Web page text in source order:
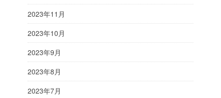
2023年11月
2023年10月
2023年9月
2023年8月
2023年7月